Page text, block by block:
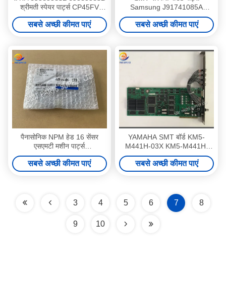
श्रीमती स्पेयर पार्ट्स CP45FV
कन्वर्टर आईएफ बोर्ड
सबसे अच्छी कीमत पाएं
Samsung J91741085A
SM321 हेड वैक्यूम सेंसर बोर्ड
सबसे अच्छी कीमत पाएं
पैनासोनिक NPM हेड 16 सेंसर
एसएमटी मशीन पार्ट्स
MTNS000434AA PFMV530F-
1-N-X921C
सबसे अच्छी कीमत पाएं
YAMAHA SMT बॉर्ड KM5-
M441H-03X KM5-M441H-
032 YV100II परिदृश्य बोर्ड मूल नया
या इस्तेमाल किया
सबसे अच्छी कीमत पाएं
3 4 5 6 7 8
9 10